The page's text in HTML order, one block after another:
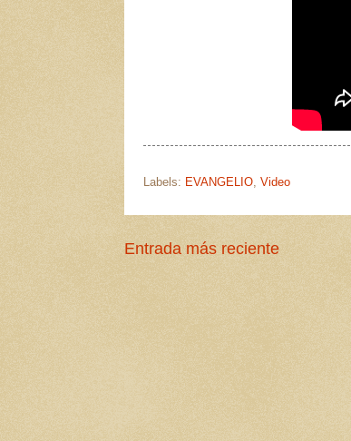
Labels: EVANGELIO Video
Entrada más reciente